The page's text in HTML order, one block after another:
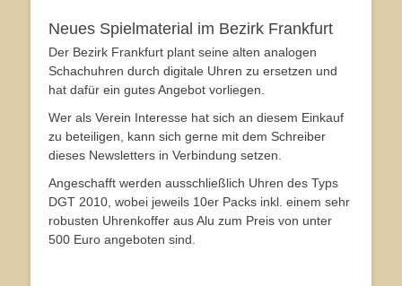
Neues Spielmaterial im Bezirk Frankfurt
Der Bezirk Frankfurt plant seine alten analogen
Schachuhren durch digitale Uhren zu ersetzen und
hat dafür ein gutes Angebot vorliegen.
Wer als Verein Interesse hat sich an diesem Einkauf
zu beteiligen, kann sich gerne mit dem Schreiber
dieses Newsletters in Verbindung setzen.
Angeschafft werden ausschließlich Uhren des Typs
DGT 2010, wobei jeweils 10er Packs inkl. einem sehr
robusten Uhrenkoffer aus Alu zum Preis von unter
500 Euro angeboten sind.